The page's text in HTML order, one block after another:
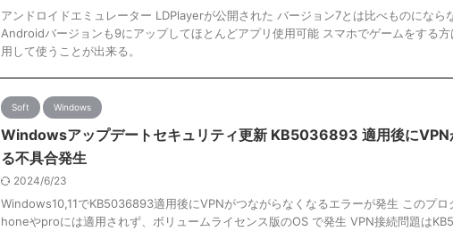
アンドロイドエミュレーター LDPlayerが公開された バージョン7とは比べものになら
Androidバージョンも9にアップしてほとんどアプリ使用可能 スマホでゲームをする
用して使うことが出来る。
Soft Windows
Windowsアップデートセキュリティ更新 KB5036893 適用後にVPN
る不具合発生
2024/6/23
Windows10,11でKB5036893適用後にVPNがつながらなくなるエラーが発生 このプロ
honeやproには適用されず、ボリュームライセンス版のOS で発生 VPN接続問題は